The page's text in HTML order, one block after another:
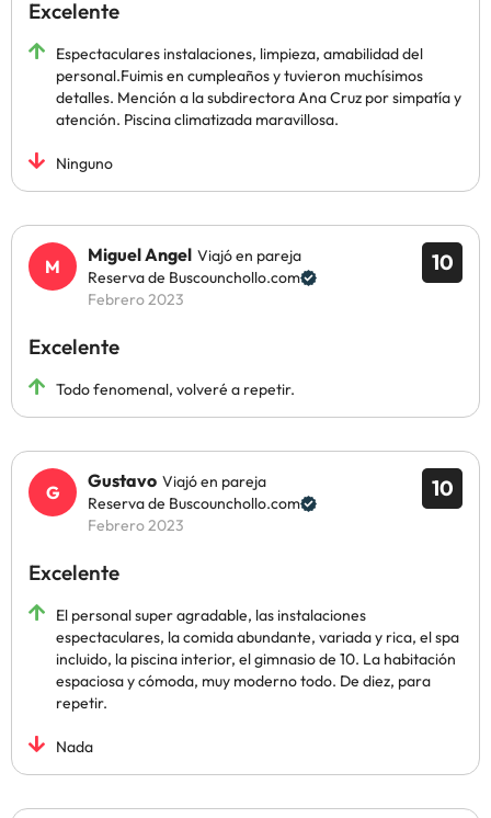
Excelente
Espectaculares instalaciones, limpieza, amabilidad del
personal.Fuimis en cumpleaños y tuvieron muchísimos
detalles. Mención a la subdirectora Ana Cruz por simpatía y
atención. Piscina climatizada maravillosa.
Ninguno
10
Miguel Angel Viajó en pareja
Reserva de Buscounchollo.com
Febrero 2023
Excelente
Todo fenomenal, volveré a repetir.
10
Gustavo Viajó en pareja
Reserva de Buscounchollo.com
Febrero 2023
Excelente
El personal super agradable, las instalaciones
espectaculares, la comida abundante, variada y rica, el spa
incluido, la piscina interior, el gimnasio de 10. La habitación
espaciosa y cómoda, muy moderno todo. De diez, para
repetir.
Nada